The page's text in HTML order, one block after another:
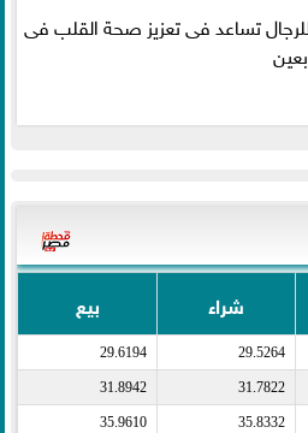
تساعد فى تعزيز صحة القلب فى
شراء بيع
29.5264
29.6194
31.7822
31.8942
35.8332
35.9610